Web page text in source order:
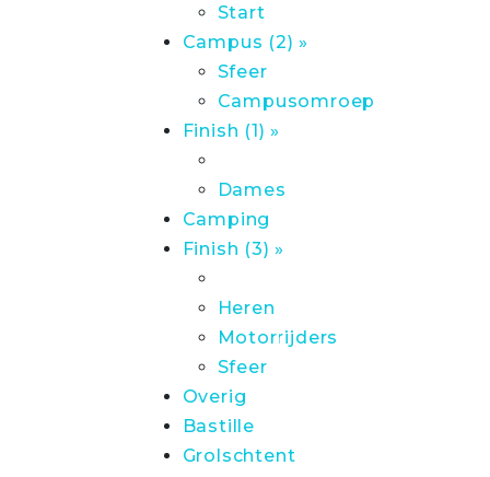
Start
Campus (2) »
Sfeer
Campusomroep
Finish (1) »
Dames
Camping
Finish (3) »
Heren
Motorrijders
Sfeer
Overig
Bastille
Grolschtent